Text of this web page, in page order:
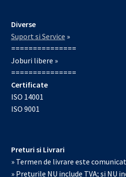
Diverse
Suport si Service »
===============
Joburi libere »
===============
Certificate
ISO 14001
ISO 9001
Preturi si Livrari
» Termen de livrare este
» Preturile NU include TVA; si NU